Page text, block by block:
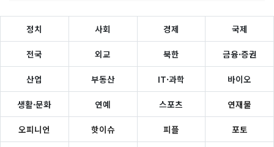
정치 사회 경제 국제
전국 외교 북한 금융·증권
산업 부동산 IT·과학 바이오
생활·문화 연예 스포츠 연재물
오피니언 핫이슈 피플 포토